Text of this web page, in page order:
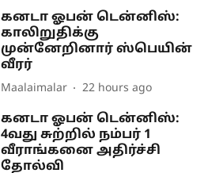
கனடா ஓபன் டென்னிஸ்:
காலிறுதிக்கு
முன்னேறினார் ஸ்பெயின்
வீரர்
Maalaimalar 22 hours ago
கனடா ஓபன் டென்னிஸ்:
4வது சுற்றில் நம்பர் 1
வீராங்கனை அதிர்ச்சி
தோல்வி